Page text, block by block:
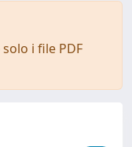
i file PDF